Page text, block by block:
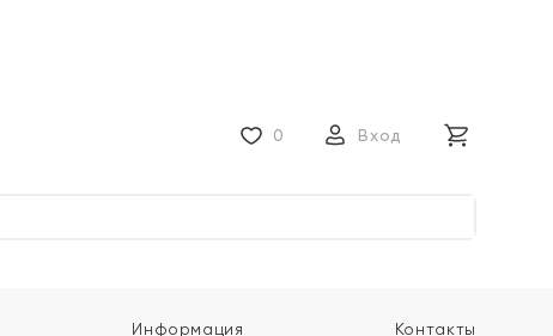
0 Вход
Информация Контакты